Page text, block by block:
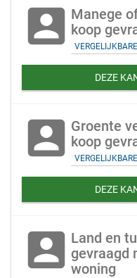
account_box Manege
koop
DEZE
account_box Groente
koop
DEZE
account_box Land en
gevraagd
woning